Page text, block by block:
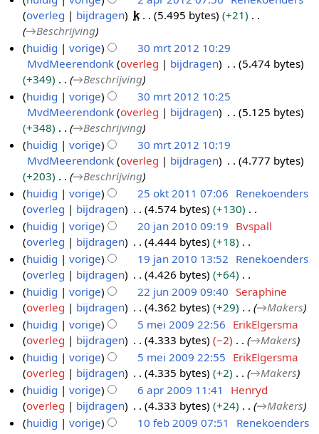
0
n
b
e
w
e
r
k
i
n
g
s
a
m
e
n
v
a
t
t
i
n
g
1
e
e
n
b
e
w
e
r
k
i
n
g
s
s
a
m
e
n
v
a
t
t
i
n
g
p
0
overleg
bijdragen k 5.495 bytes
+21
→Beschrijving
m
2
2
huidig vorige
30 mrt 2012 10:29
MvdMeerendonk overleg bijdragen
5.474 bytes
+349
→Beschrijving
huidig
vorige
30 mrt 2012 10:25
MvdMeerendonk overleg bijdragen
5.125 bytes
+348
→Beschrijving
huidig
vorige
30 mrt 2012 10:19
MvdMeerendonk overleg bijdragen
4.777 bytes
+203
→Beschrijving
5
k
2
1
huidig vorige 25 okt 2011 07:06 Renekoenders
overleg
bijdragen 4.574 bytes
+130
G
e
e
n
b
e
w
e
r
k
i
n
g
s
0
a
2
1
huidig vorige 20 jan 2010 09:19 Bvspall
overleg
bijdragen 4.444 bytes
+18
G
e
e
n
b
e
w
e
r
k
i
n
9
a
2
1
huidig vorige 19 jan 2010 13:52 Renekoenders
overleg
bijdragen 4.426 bytes
+64
G
e
e
n
b
e
w
e
r
k
2
u
2
0
huidig vorige 22 jun 2009 09:40 Seraphine
overleg
bijdragen 4.362 bytes +29 →Makers
m
0
huidig vorige 5 mei 2009 22:56 ErikElgersma
overleg
bijdragen 4.333 bytes −2 →Makers
huidig
vorige 5 mei 2009 22:55 ErikElgersma
overleg
bijdragen 4.335 bytes +2 →Makers
a
huidig vorige 6 apr 2009 11:41
Henryd
overleg
bijdragen 4.333 bytes +24 →Makers
huidig vorige 10 feb 2009 07:51
Renekoenders